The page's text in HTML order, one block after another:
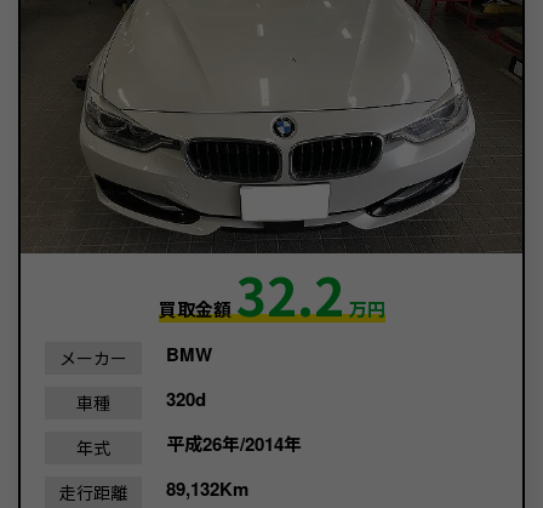
買取金額32.2万円
メーカー BMW
車種 320d
年式 平成26年/2014年
走行距離 89,132Km